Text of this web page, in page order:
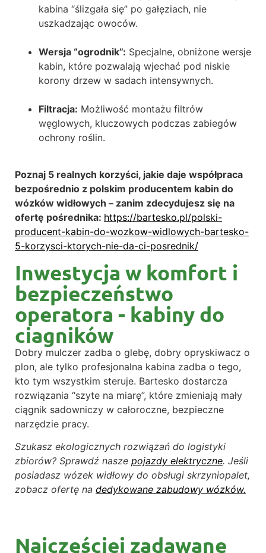
kabina “ślizgała się” po gałęziach, nie
uszkadzając owoców.
Wersja “ogrodnik”: Specjalne, obniżone wersje
kabin, które pozwalają wjechać pod niskie
korony drzew w sadach intensywnych.
Filtracja: Możliwość montażu filtrów
węglowych, kluczowych podczas zabiegów
ochrony roślin.
Poznaj 5 realnych korzyści, jakie daje współpraca
bezpośrednio z polskim producentem kabin do
wózków widłowych – zanim zdecydujesz się na
ofertę pośrednika: https://bartesko.pl/polski-
producent-kabin-do-wozkow-widlowych-bartesko-
5-korzysci-ktorych-nie-da-ci-posrednik/
Inwestycja w komfort i
bezpieczeństwo
operatora - kabiny do
ciagników
Dobry mulczer zadba o glebę, dobry opryskiwacz o
plon, ale tylko profesjonalna kabina zadba o tego,
kto tym wszystkim steruje. Bartesko dostarcza
rozwiązania “szyte na miarę”, które zmieniają mały
ciągnik sadowniczy w całoroczne, bezpieczne
narzędzie pracy.
Szukasz ekologicznych rozwiązań do logistyki
zbiorów? Sprawdź nasze pojazdy elektryczne. Jeśli
posiadasz wózek widłowy do obsługi skrzyniopalet,
zobacz ofertę na dedykowane zabudowy wózków.
Najczęściej zadawane